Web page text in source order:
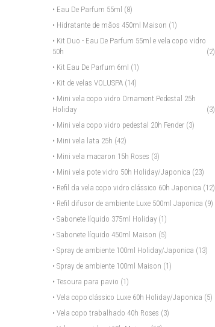
• Eau De Parfum 55ml (8)
• Hidratante de mãos 450ml Maison (1)
• Kit Duo - Eau De Parfum 55ml e vela copo vidro
50h
(2)
• Kit Eau De Parfum 6ml (1)
• Kit de velas VOLUSPA (14)
• Mini vela copo vidro Ornament Pedestal 25h
Holiday
(3)
• Mini vela copo vidro pedestal 20h Fender (3)
• Mini vela lata 25h (42)
• Mini vela macaron 15h Roses (3)
• Mini vela pote vidro 50h Holiday/Japonica (23)
• Refil da vela copo vidro clássico 60h Japonica (12)
• Refil difusor de ambiente Luxe 500ml Japonica (9)
• Sabonete líquido 375ml Holiday (1)
• Sabonete líquido 450ml Maison (5)
• Spray de ambiente 100ml Holiday/Japonica (13)
• Spray de ambiente 100ml Maison (1)
• Tesoura para pavio (1)
• Vela copo clássico Luxe 60h Holiday/Japonica (5)
• Vela copo trabalhado 40h Roses (3)